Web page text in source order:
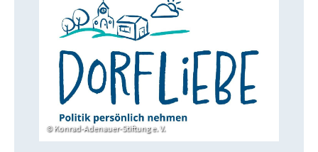
Konrad-Adenauer-Stiftung e. V.